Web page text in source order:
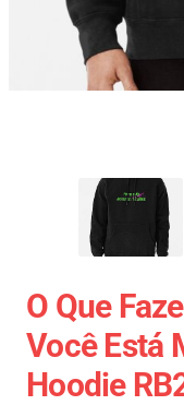
O Que
Você Está
Hoodie